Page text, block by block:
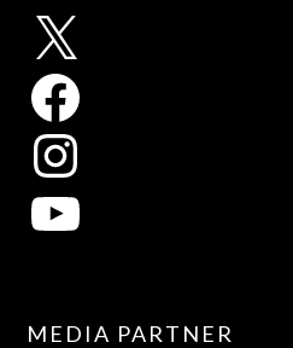
MEDIA PARTNER